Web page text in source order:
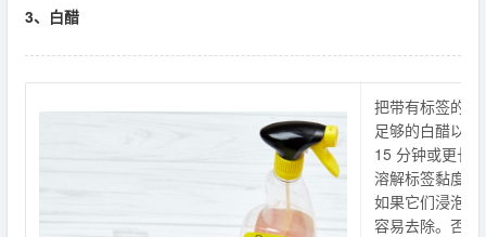
3、白醋
把带有标签的
足够的白醋以
15 分钟或更长
溶解标签黏度
如果它们浸泡
容易去除。否